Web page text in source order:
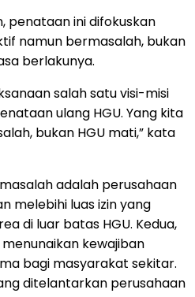
penataan ini difokuskan
namun bermasalah, bukan
berlakunya.
salah satu visi-misi
ulang HGU. Yang kita
bukan HGU mati,” kata
adalah perusahaan
melebihi luas izin yang
di luar batas HGU. Kedua,
kewajiban
bagi masyarakat sekitar.
ditelantarkan perusahaan